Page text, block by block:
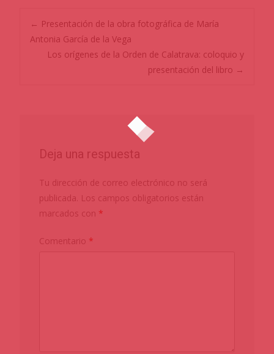
← Presentación de la obra fotográfica de María
Antonia García de la Vega
Los orígenes de la Orden de Calatrava: coloquio y
presentación del libro →
Deja una respuesta
Tu dirección de correo electrónico no será
publicada. Los campos obligatorios están
marcados con *
Comentario *